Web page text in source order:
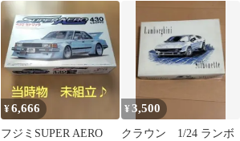
ター TS1023 絶版 希少
¥6,666
フジミSUPER AERO
¥3,500
クラウン 1/24 ランボ